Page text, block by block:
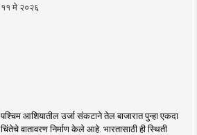
११ मे २०२६
पश्चिम आशियातील उर्जा संकटाने तेल बाजारात पुन्हा एकदा
चिंतेचे वातावरण निर्माण केले आहे. भारतासाठी ही स्थिती